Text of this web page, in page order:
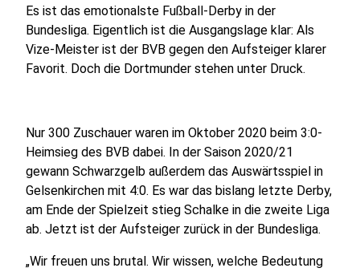
Es ist das emotionalste Fußball-Derby in der
Bundesliga. Eigentlich ist die Ausgangslage klar: Als
Vize-Meister ist der BVB gegen den Aufsteiger klarer
Favorit. Doch die Dortmunder stehen unter Druck.
Nur 300 Zuschauer waren im Oktober 2020 beim 3:0-
Heimsieg des BVB dabei. In der Saison 2020/21
gewann Schwarzgelb außerdem das Auswärtsspiel in
Gelsenkirchen mit 4:0. Es war das bislang letzte Derby,
am Ende der Spielzeit stieg Schalke in die zweite Liga
ab. Jetzt ist der Aufsteiger zurück in der Bundesliga.
„Wir freuen uns brutal. Wir wissen, welche Bedeutung